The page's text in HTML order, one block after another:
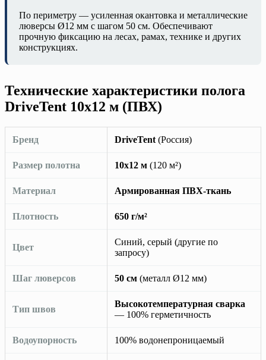
По периметру — усиленная окантовка и металлические
люверсы Ø12 мм с шагом 50 см. Обеспечивают
прочную фиксацию на лесах, рамах, технике и других
конструкциях.
Технические характеристики полога
DriveTent 10х12 м (ПВХ)
Бренд DriveTent (Россия)
Размер полотна 10х12 м (120 м²)
Материал Армированная ПВХ-ткань
Плотность 650 г/м²
Цвет
Синий, серый (другие по
запросу)
Шаг люверсов 50 см (металл Ø12 мм)
Тип швов
Высокотемпературная сварка
— 100% герметичность
Водоупорность 100% водонепроницаемый